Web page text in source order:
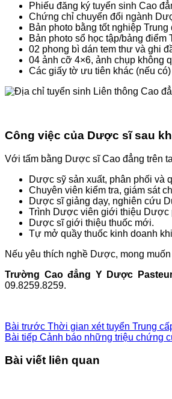
Phiếu đăng ký tuyển sinh Cao
Chứng chỉ chuyển đổi ngành
Bản photo bằng tốt nghiệp
Bản photo sổ học tập/bảng điểm
02 phong bì dán tem thư và ghi
04 ảnh cỡ 4×6, ảnh chụp không
Các giấy tờ ưu tiên khác (nếu có)
Công việc của Dược sĩ sau
Với tấm bằng Dược sĩ Cao đẳng trên
Dược sỹ sản xuất, phân phối và
Chuyên viên kiểm tra, giám sát
Dược sĩ giảng dạy, nghiên cứu
Trình Dược viên giới thiệu Dược
Dược sĩ giới thiệu thuốc mới.
Tự mở quầy thuốc kinh doanh
Nếu yêu thích nghề Dược, mong
Trường Cao đẳng Y Dược
09.8259.8259.
Bài trước Thời gian xét tuyển Trung
Bài tiếp Cảnh báo những triệu chứng
Bài viết liên quan